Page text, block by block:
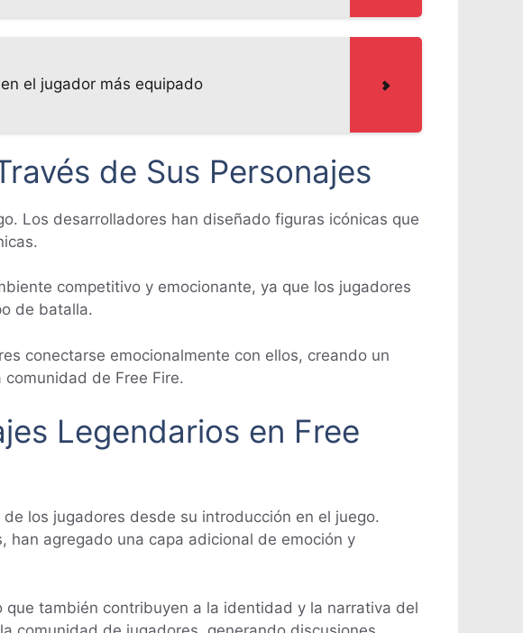
el jugador más equipado
de Sus Personajes
Los desarrolladores han diseñado figuras icónicas que
competitivo y emocionante, ya que los jugadores
de batalla.
conectarse emocionalmente con ellos, creando un
de Free Fire.
Legendarios en Free
los jugadores desde su introducción en el juego.
han agregado una capa adicional de emoción y
también contribuyen a la identidad y la narrativa del